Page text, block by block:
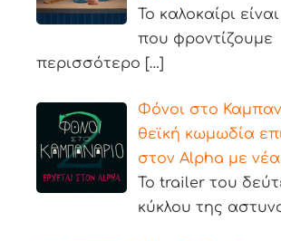
Το καλοκαίρι
που φροντίζουμε
περισσότερο […]
Φόνοι στο
θεϊκή κωμωδία
στον Alpha με
Το trailer του
κύκλου της